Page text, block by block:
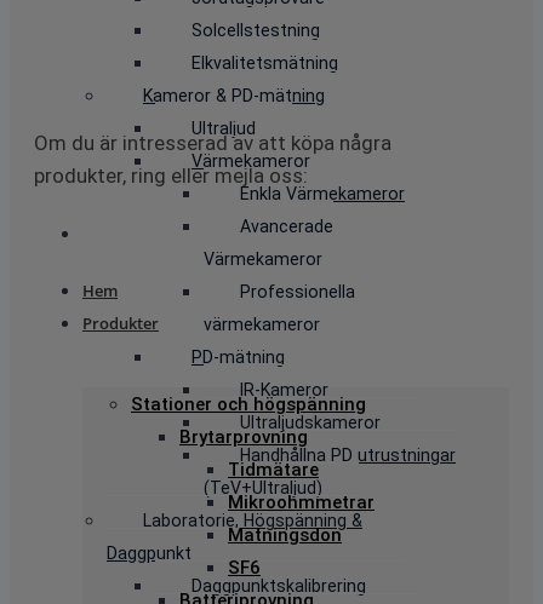
Solcellstestning
Elkvalitetsmätning
Kameror & PD-mätning
Ultraljud
Värmekameror
Enkla Värmekameror
Avancerade
Värmekameror
Professionella
värmekameror
PD-mätning
IR-Kameror
Ultraljudskameror
Handhållna PD utrustningar
(TeV+Ultraljud)
Laboratorie, Högspänning &
Daggpunkt
Daggpunktskalibrering
Om du är intresserad av att köpa några
produkter, ring eller mejla oss:
Hem
Produkter
Stationer och högspänning
Brytarprovning
Tidmätare
Mikroohmmetrar
Matningsdon
SF6